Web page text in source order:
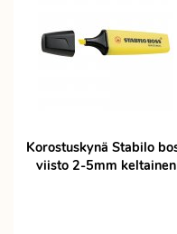
Korostuskynä Stabilo
viisto 2-5mm keltainen